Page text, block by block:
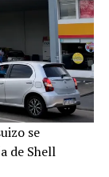
se
de Shell